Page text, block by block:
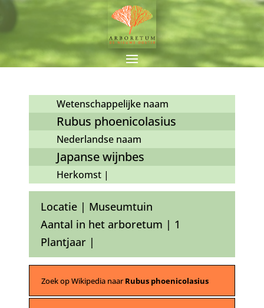
Wetenschappelijke naam
Rubus phoenicolasius
Nederlandse naam
Japanse wijnbes
Herkomst |
Locatie | Museumtuin
Aantal in het arboretum | 1
Plantjaar |
Zoek op Wikipedia naarRubus phoenicolasius